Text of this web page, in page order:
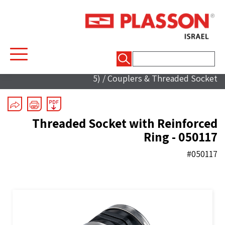
Mechanical Fittings/Threaded Fittings (Line
5) /Couplers & Threaded Socket
Threaded Socket with Reinforced
Ring - 050117
#050117